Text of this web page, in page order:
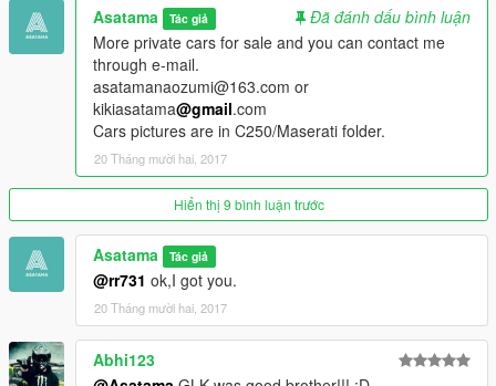
Asatama Tác giả
Đã đánh dấu bình luận
More private cars for sale and you can contact me
through e-mail.
asatamanaozumi@163.com or
kikiasatama@gmail.com
Cars pictures are in C250/Maserati folder.
20 Tháng mười hai, 2017
Hiển thị 9 bình luận trước
Asatama Tác giả
@rr731 ok,I got you.
20 Tháng mười hai, 2017
Abhi123